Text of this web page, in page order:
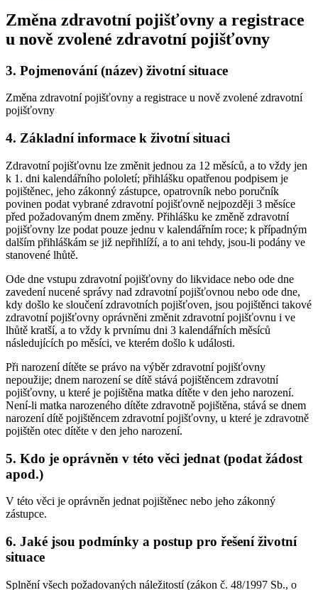
Změna zdravotní pojišťovny a registrace
u nově zvolené zdravotní pojišťovny
3. Pojmenování (název) životní situace
Změna zdravotní pojišťovny a registrace u nově zvolené zdravotní
pojišťovny
4. Základní informace k životní situaci
Zdravotní pojišťovnu lze změnit jednou za 12 měsíců, a to vždy jen
k 1. dni kalendářního pololetí; přihlášku opatřenou podpisem je
pojištěnec, jeho zákonný zástupce, opatrovník nebo poručník
povinen podat vybrané zdravotní pojišťovně nejpozději 3 měsíce
před požadovaným dnem změny. Přihlášku ke změně zdravotní
pojišťovny lze podat pouze jednu v kalendářním roce; k případným
dalším přihláškám se již nepřihlíží, a to ani tehdy, jsou-li podány ve
stanovené lhůtě.
Ode dne vstupu zdravotní pojišťovny do likvidace nebo ode dne
zavedení nucené správy nad zdravotní pojišťovnou nebo ode dne,
kdy došlo ke sloučení zdravotních pojišťoven, jsou pojištěnci takové
zdravotní pojišťovny oprávněni změnit zdravotní pojišťovnu i ve
lhůtě kratší, a to vždy k prvnímu dni 3 kalendářních měsíců
následujících po měsíci, ve kterém došlo k události.
Při narození dítěte se právo na výběr zdravotní pojišťovny
nepoužije; dnem narození se dítě stává pojištěncem zdravotní
pojišťovny, u které je pojištěna matka dítěte v den jeho narození.
Není-li matka narozeného dítěte zdravotně pojištěna, stává se dnem
narození dítě pojištěncem zdravotní pojišťovny, u které je zdravotně
pojištěn otec dítěte v den jeho narození.
5. Kdo je oprávněn v této věci jednat (podat žádost
apod.)
V této věci je oprávněn jednat pojištěnec nebo jeho zákonný
zástupce.
6. Jaké jsou podmínky a postup pro řešení životní
situace
Splnění všech požadovaných náležitostí (zákon č. 48/1997 Sb., o